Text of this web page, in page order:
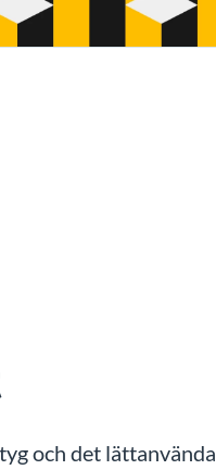
och det lättanvända